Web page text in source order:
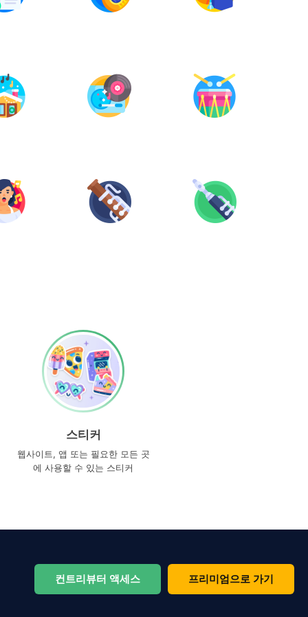
스티커
웹사이트, 앱 또는 필요한 모든 곳
에 사용할 수 있는 스티커
컨트리뷰터 액세스 프리미엄으로 가기